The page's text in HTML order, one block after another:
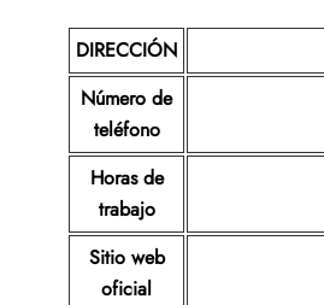
DIRECCIÓN
Número de
teléfono
Horas de
trabajo
Sitio web
oficial